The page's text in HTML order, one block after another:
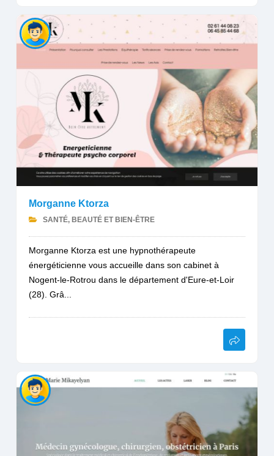
Morganne Ktorza
SANTÉ, BEAUTÉ ET BIEN-ÊTRE
Morganne Ktorza est une hypnothérapeute
énergéticienne vous accueille dans son cabinet à
Nogent-le-Rotrou dans le département d'Eure-et-Loir
(28). Grâ...